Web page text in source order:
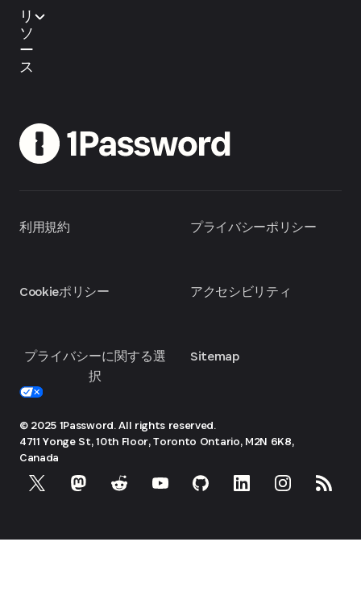
リ
ソ
ー
ス
利用規約
Cookieポリシー
プライバシーに関する選
択
プライバシーポリシー
アクセシビリティ
Sitemap
© 2025 1Password. All rights reserved.
4711 Yonge St, 10th Floor, Toronto Ontario, M2N 6K8,
Canada